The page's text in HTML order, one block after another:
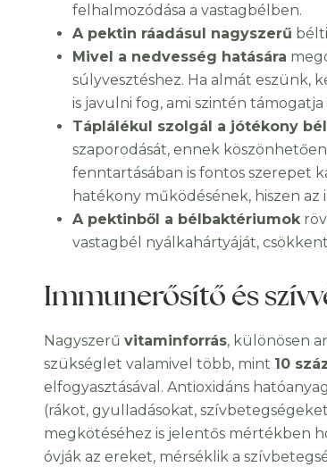
felhalmozódása a vastagbélben.
A pektin ráadásul nagyszerű
Mivel a nedvesség hatására
súlyvesztéshez. Ha almát eszünk,
is javulni fog, ami szintén támogatja
Táplálékul szolgál a jótékony
szaporodását, ennek
fenntartásában is fontos szerepet
hatékony működésének, hiszen
A pektinből a bélbaktériumok
vastagbél nyálkahártyáját,
Immunerősítő és
Nagyszerű vitaminforrás, különösen
szükséglet valamivel több, mint 10
elfogyasztásával. Antioxidáns
(rákot, gyulladásokat,
megkötéséhez is jelentős mértékben
óvják az ereket, mérséklik a